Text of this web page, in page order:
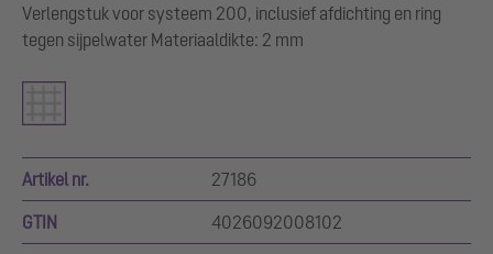
Verlengstuk voor systeem 200, inclusief afdichting en ring
tegen sijpelwater Materiaaldikte: 2 mm
Artikel nr. 27186
GTIN 4026092008102